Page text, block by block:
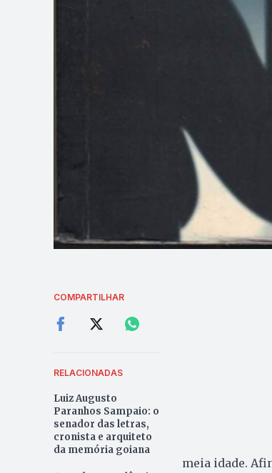
COMPARTILHAR
RELACIONADAS
Luiz Augusto
Paranhos Sampaio: o
senador das letras,
cronista e arquiteto
da memória goiana
meia idade.